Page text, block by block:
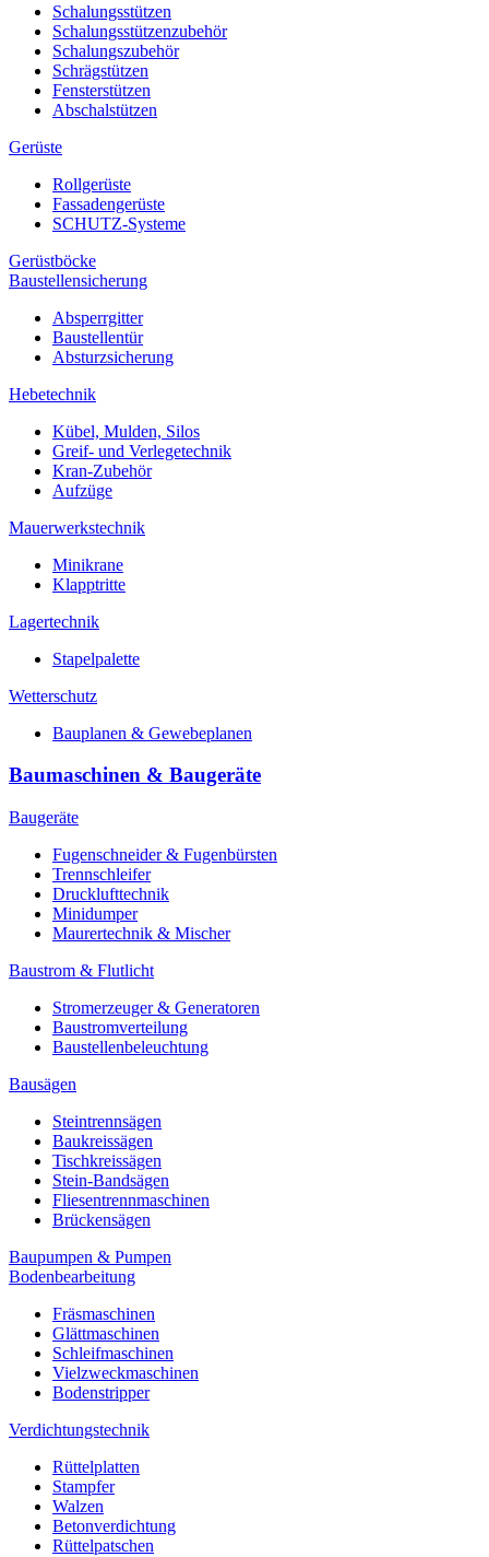
Schalungsstützen
Schalungsstützenzubehör
Schalungszubehör
Schrägstützen
Fensterstützen
Abschalstützen
Gerüste
Rollgerüste
Fassadengerüste
SCHUTZ-Systeme
Gerüstböcke
Baustellensicherung
Absperrgitter
Baustellentür
Absturzsicherung
Hebetechnik
Kübel, Mulden, Silos
Greif- und Verlegetechnik
Kran-Zubehör
Aufzüge
Mauerwerkstechnik
Minikrane
Klapptritte
Lagertechnik
Stapelpalette
Wetterschutz
Bauplanen & Gewebeplanen
Baumaschinen & Baugeräte
Baugeräte
Fugenschneider & Fugenbürsten
Trennschleifer
Drucklufttechnik
Minidumper
Maurertechnik & Mischer
Baustrom & Flutlicht
Stromerzeuger & Generatoren
Baustromverteilung
Baustellenbeleuchtung
Bausägen
Steintrennsägen
Baukreissägen
Tischkreissägen
Stein-Bandsägen
Fliesentrennmaschinen
Brückensägen
Baupumpen & Pumpen
Bodenbearbeitung
Fräsmaschinen
Glättmaschinen
Schleifmaschinen
Vielzweckmaschinen
Bodenstripper
Verdichtungstechnik
Rüttelplatten
Stampfer
Walzen
Betonverdichtung
Rüttelpatschen